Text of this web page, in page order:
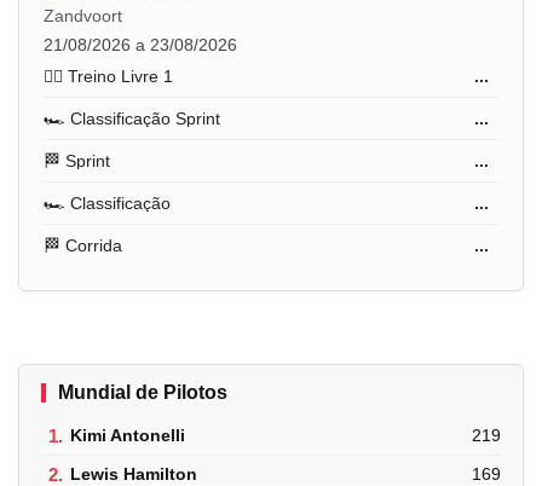
Zandvoort
21/08/2026 a 23/08/2026
🏋️‍♂️ Treino Livre 1
...
🏎️ Classificação Sprint ...
🏁 Sprint ...
🏎️ Classificação ...
🏁 Corrida ...
Mundial de Pilotos
1. Kimi Antonelli 219
2. Lewis Hamilton 169